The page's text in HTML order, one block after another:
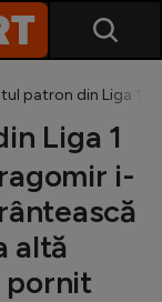
patron din Liga 1
Liga 1
i-
altă
pornit